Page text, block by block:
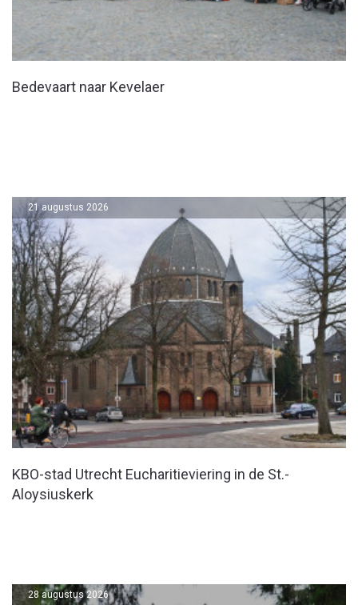
Bedevaart naar Kevelaer
KBO-stad Utrecht Eucharitieviering in de St.-
Aloysiuskerk
21 augustus 2026
28 augustus 2026